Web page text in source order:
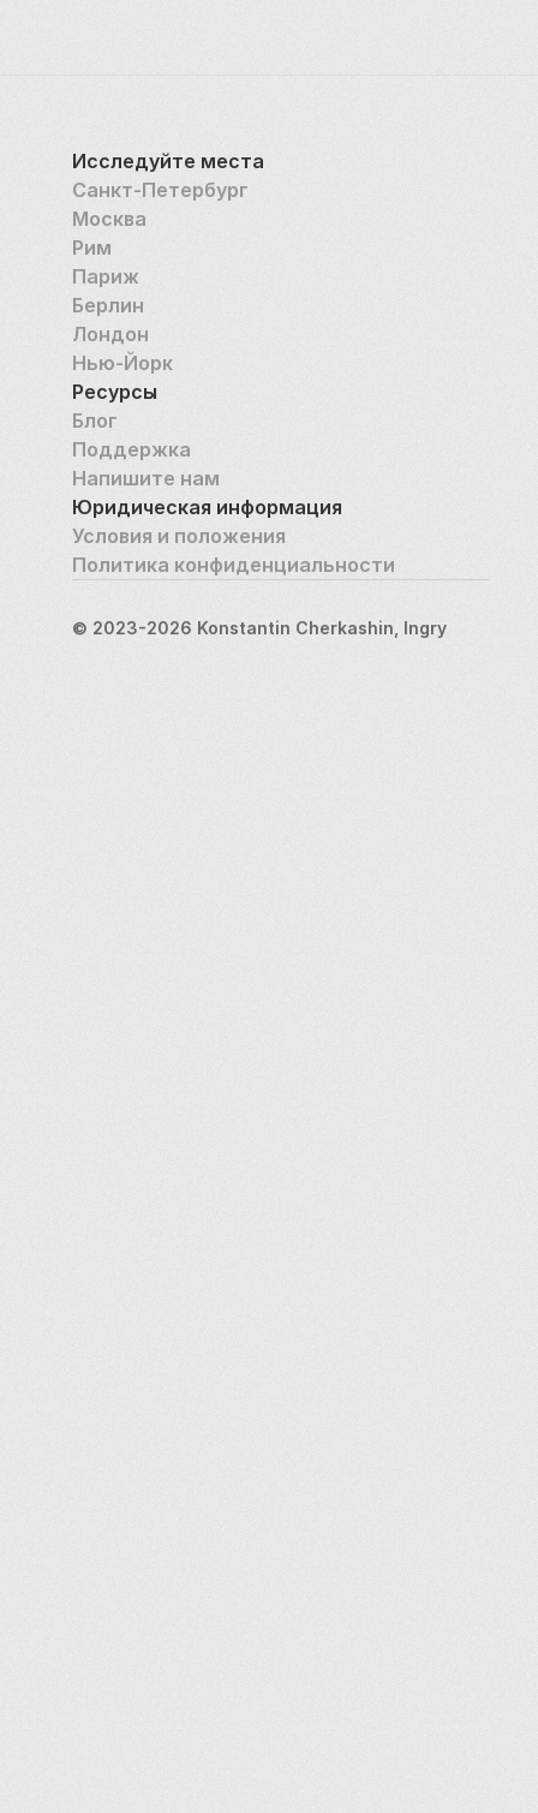
Исследуйте места
Санкт-Петербург
Москва
Рим
Париж
Берлин
Лондон
Нью-Йорк
Ресурсы
Блог
Поддержка
Напишите нам
Юридическая информация
Условия и положения
Политика конфиденциальности
© 2023-2026 Konstantin Cherkashin, Ingry